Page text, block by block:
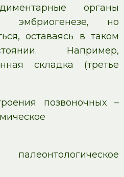
органы
эмбриогенезе, но
оставаясь в таком
Например,
складка (третье
позвоночных –